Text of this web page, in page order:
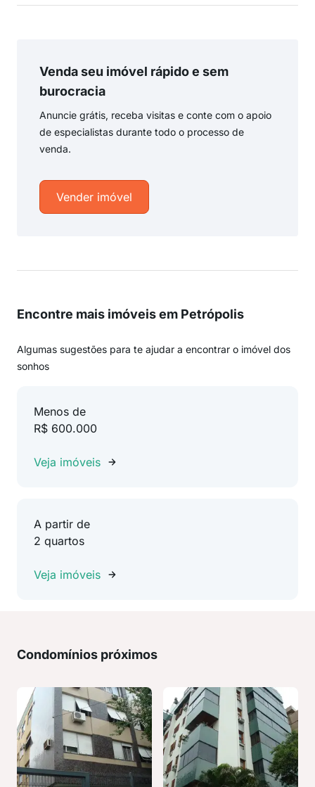
Venda seu imóvel rápido e sem
burocracia
Anuncie grátis, receba visitas e conte com o apoio
de especialistas durante todo o processo de
venda.
Vender imóvel
Encontre mais imóveis em Petrópolis
Algumas sugestões para te ajudar a encontrar o imóvel dos
sonhos
Menos de
R$ 600.000
Veja imóveis
A partir de
2 quartos
Veja imóveis
Condomínios próximos